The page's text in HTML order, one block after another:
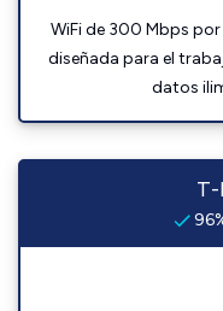
WiFi de 300 Mbps
diseñada para el
datos